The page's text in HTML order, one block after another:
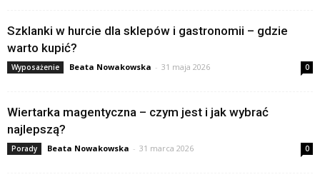
Szklanki w hurcie dla sklepów i gastronomii – gdzie
warto kupić?
Wyposażenie Beata Nowakowska - 31 maja 2026 0
Wiertarka magentyczna – czym jest i jak wybrać
najlepszą?
Porady Beata Nowakowska - 31 marca 2026 0